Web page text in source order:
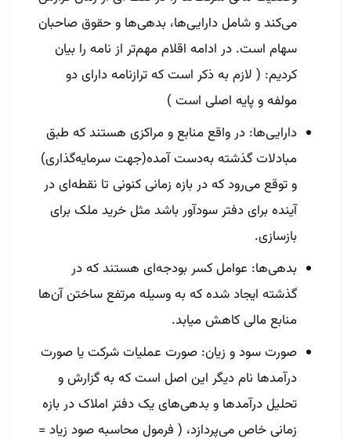
می‌کند و شامل دارایی‌ها، بدهی‌ها و حقوق صاحبان
سهام است. در ادامه اقلام مهم‌تر از نامه را بیان
کردیم: ( لازم به ذکر است که ترازنامه دارای دو
مولفه و پایه اصلی است )
دارایی‌ها: در واقع منابع و مراکزی هستند که طبق
مبادلات گذشته به‌دست آمده(جهت سرمایه‌گذاری)
و توقع می‌رود که در بازه زمانی کنونی تا نقطه‌ای در
آینده‌ برای دفتر سودآور باشد مثل خرید ملک برای
بازسازی.
بدهی‌ها: عوامل کسر بودجه‌ای هستند که در
گذشته ایجاد شده که به وسیله مرتفع ساختن آن‌ها
منابع مالی کاهش میابد.
صورت سود و زیان: صورت عملیات شرکت یا صورت
درآمدها نام دیگر این اصل است که به گزارش و
تحلیل درآمدها و بدهی‌های یک دفتر املاک در بازه
زمانی خاص می‌پردازد، ( فرمول محاسبه صود زیاد =